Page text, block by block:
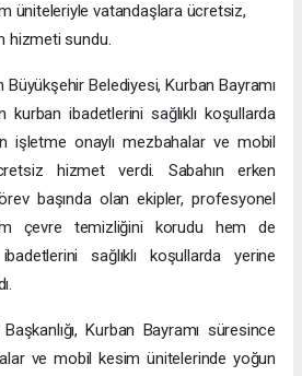
üniteleriyle vatandaşlara ücretsiz,
hizmeti sundu.
Büyükşehir Belediyesi, Kurban Bayramı
kurban ibadetlerini sağlıklı koşullarda
işletme onaylı mezbahalar ve mobil
hizmet verdi. Sabahın erken
başında olan ekipler, profesyonel
çevre temizliğini korudu hem de
sağlıklı koşullarda yerine
Kurban Bayramı süresince
ve mobil kesim ünitelerinde yoğun